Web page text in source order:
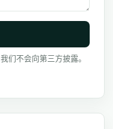
们不会向第三方披露。